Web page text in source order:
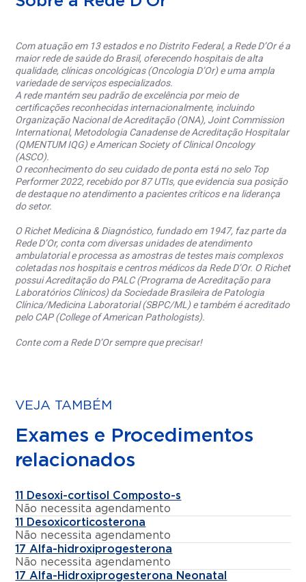
Com atuação em 13 estados e no Distrito Federal, a Rede D’Or é a
maior rede de saúde do Brasil, oferecendo hospitais de alta
qualidade, clínicas oncológicas (Oncologia D’Or) e uma ampla
variedade de serviços especializados.
A rede mantém seu padrão de excelência por meio de
certificações reconhecidas internacionalmente, incluindo
Organização Nacional de Acreditação (ONA), Joint Commission
International, Metodologia Canadense de Acreditação Hospitalar
(QMENTUM IQG) e American Society of Clinical Oncology
(ASCO).
O reconhecimento do seu cuidado de ponta está no selo Top
Performer 2022, recebido por 87 UTIs, que evidencia sua posição
de destaque no atendimento a pacientes críticos e na liderança
do setor.
O Richet Medicina & Diagnóstico, fundado em 1947, faz parte da
Rede D’Or, conta com diversas unidades de atendimento
ambulatorial e processa as amostras de testes mais complexos
coletadas nos hospitais e centros médicos da Rede D’Or. O Richet
possui Acreditação do PALC (Programa de Acreditação para
Laboratórios Clínicos) da Sociedade Brasileira de Patologia
Clínica/Medicina Laboratorial (SBPC/ML) e também é acreditado
pelo CAP (College of American Pathologists).
Conte com a Rede D’Or sempre que precisar!
VEJA TAMBÉM
Exames e Procedimentos
relacionados
11 Desoxi-cortisol Composto-s
Não necessita agendamento
11 Desoxicorticosterona
Não necessita agendamento
17 Alfa-hidroxiprogesterona
Não necessita agendamento
17 Alfa-Hidroxiprogesterona Neonatal